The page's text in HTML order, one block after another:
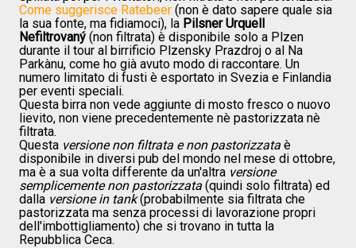
Come suggerisce Ratebeer (non è dato sapere quale sia
la sua fonte, ma fidiamoci), la Pilsner Urquell
Nefiltrovaný (non filtrata) è disponibile solo a Plzen
durante il tour al birrificio Plzensky Prazdroj o al Na
Parkànu, come ho già avuto modo di raccontare. Un
numero limitato di fusti è esportato in Svezia e Finlandia
per eventi speciali.
Questa birra non vede aggiunte di mosto fresco o nuovo
lievito, non viene precedentemente nè pastorizzata nè
filtrata.
Questa versione non filtrata e non pastorizzata è
disponibile in diversi pub del mondo nel mese di ottobre,
ma è a sua volta differente da un'altra versione
semplicemente non pastorizzata (quindi solo filtrata) ed
dalla versione in tank(probabilmente sia filtrata che
pastorizzata ma senza processi di lavorazione propri
dell'imbottigliamento) che si trovano in tutta la
Repubblica Ceca.